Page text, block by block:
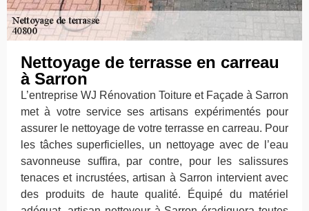
Nettoyage de terrasse en carreau
à Sarron
L’entreprise WJ Rénovation Toiture et Façade à Sarron
met à votre service ses artisans expérimentés pour
assurer le nettoyage de votre terrasse en carreau. Pour
les tâches superficielles, un nettoyage avec de l’eau
savonneuse suffira, par contre, pour les salissures
tenaces et incrustées, artisan à Sarron intervient avec
des produits de haute qualité. Équipé du matériel